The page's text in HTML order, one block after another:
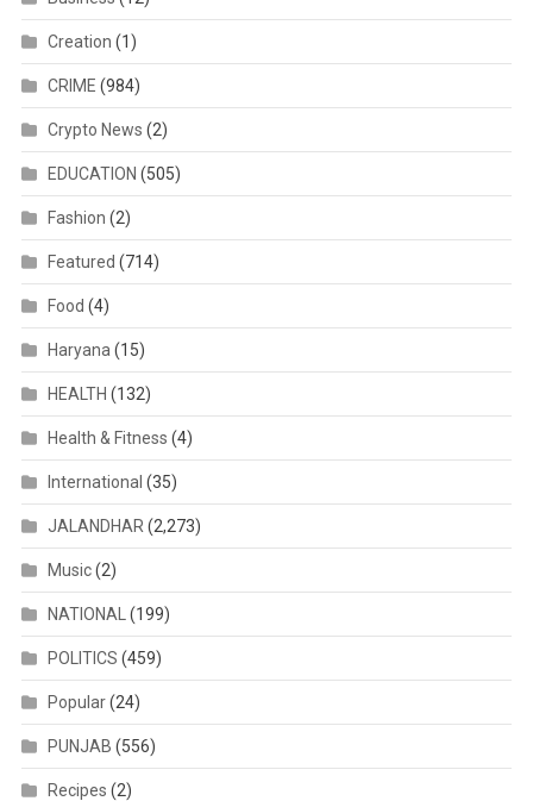
Creation (1)
CRIME (984)
Crypto News (2)
EDUCATION (505)
Fashion (2)
Featured (714)
Food (4)
Haryana (15)
HEALTH (132)
Health & Fitness (4)
International (35)
JALANDHAR (2,273)
Music(2)
NATIONAL (199)
POLITICS (459)
Popular(24)
PUNJAB (556)
Recipes (2)